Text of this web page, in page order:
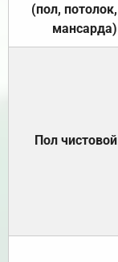
(пол, потолок,
мансарда)
Пол чистовой